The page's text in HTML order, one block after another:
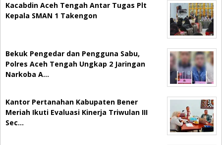
Kacabdin Aceh Tengah Antar Tugas Plt
Kepala SMAN 1 Takengon
Bekuk Pengedar dan Pengguna Sabu,
Polres Aceh Tengah Ungkap 2 Jaringan
Narkoba A…
Kantor Pertanahan Kabupaten Bener
Meriah Ikuti Evaluasi Kinerja Triwulan III
Sec…